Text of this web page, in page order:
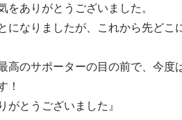
ありがとうございました。
になりましたが、これから先どこ
高のサポーターの目の前で、今度
！
とうございました』